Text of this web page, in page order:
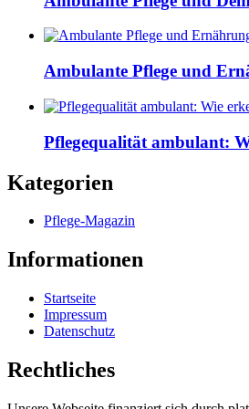
Ambulante Pflege und
Pflegequalität ambulant:
Kategorien
Pflege-Magazin
Informationen
Startseite
Impressum
Datenschutz
Rechtliches